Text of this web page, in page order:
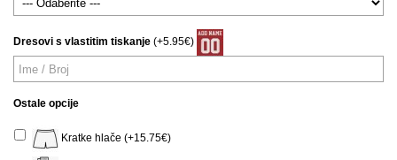
Dresovi s vlastitim tiskanje (+5.95€)
Ostale opcije
Kratke hlače (+15.75€)